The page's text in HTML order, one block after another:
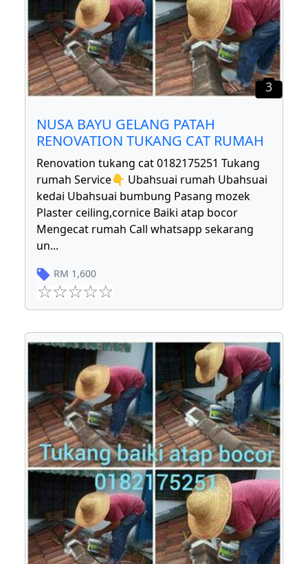
3
NUSA BAYU GELANG PATAH
RENOVATION TUKANG CAT RUMAH
Renovation tukang cat 0182175251 Tukang
rumah Service👇 Ubahsuai rumah Ubahsuai
kedai Ubahsuai bumbung Pasang mozek
Plaster ceiling,cornice Baiki atap bocor
Mengecat rumah Call whatsapp sekarang
un...
RM 1,600